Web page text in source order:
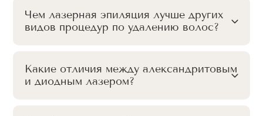
Чем лазерная эпиляция лучше других
видов процедур по удалению волос?
Какие отличия между александритовым
и диодным лазером?